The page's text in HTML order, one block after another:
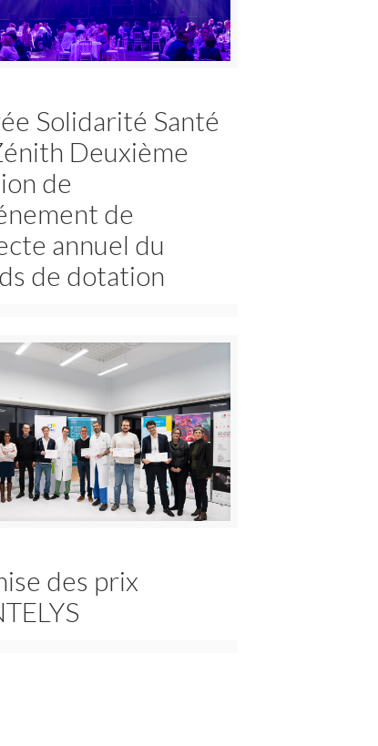
Solidarité Santé
Deuxième
de
de
annuel du
de dotation
des prix